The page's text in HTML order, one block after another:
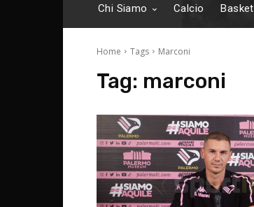
Chi Siamo Calcio Basket
Home Tags Marconi
Tag: marconi